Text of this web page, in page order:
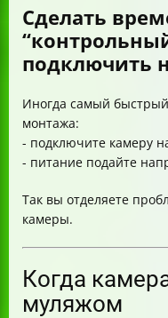
Сделать
подключить
Иногда самый
монтажа:
- подключите камеру
- питание подайте
Так вы отделяете
камеры.
Когда
муляжом